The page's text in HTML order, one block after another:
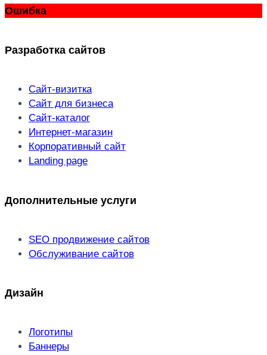
Ошибка
Разработка сайтов
Сайт-визитка
Сайт для бизнеса
Сайт-каталог
Интернет-магазин
Корпоративный сайт
Landing page
Дополнительные услуги
SEO продвижение сайтов
Обслуживание сайтов
Дизайн
Логотипы
Баннеры